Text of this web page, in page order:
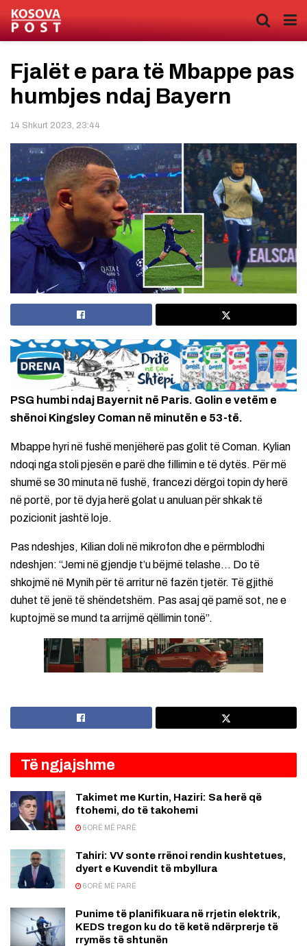
Fjalët e para të Mbappe pas
humbjes ndaj Bayern
14 Shkurt 2023, 23:44
PSG humbi ndaj Bayernit në Paris. Golin e vetëm e
shënoi Kingsley Coman në minutën e 53-të.
Mbappe hyri në fushë menjëherë pas golit të Coman. Kylian
ndoqi nga stoli pjesën e parë dhe fillimin e të dytës. Për më
shumë se 30 minuta në fushë, francezi dërgoi topin dy herë
në portë, por të dyja herë golat u anuluan për shkak të
pozicionit jashtë loje.
Pas ndeshjes, Kilian doli në mikrofon dhe e përmblodhi
ndeshjen: “Jemi në gjendje t’u bëjmë telashe… Do të
shkojmë në Mynih për të arritur në fazën tjetër. Të gjithë
duhet të jenë të shëndetshëm. Pas asaj që pamë sot, ne e
kuptojmë se mund ta arrijmë qëllimin tonë”.
Të ngjajshme
Takimet me Kurtin, Haziri: Sa herë që
ftohemi, do të takohemi
5 ORË MË PARË
Tahiri: VV sonte rrënoi rendin kushtetues,
dyert e Kuvendit të mbyllura
6 ORË MË PARË
Punime të planifikuara në rrjetin elektrik,
KEDS tregon ku do të ketë ndërprerje të
rrymës të shtunën